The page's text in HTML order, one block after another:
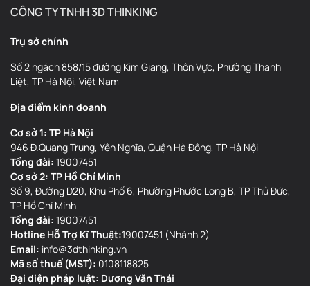
Trải nghiệm người dùng mượt mà như trên
smartphone
Bambu Lab P2S Combo được trang bị màn hình cảm ứng nâng cấp
toàn diện và bộ xử lý mạnh mẽ, vận hành trên giao diện trực quan
thế hệ thứ 2 mới. Mang đến thao tác mượt hơn, đồ họa sinh động
hơn và hướng dẫn từng bước rõ ràng hơn.
CÔNG TY TNHH 3D THINKING
Trụ sở chính
Số 2 ngách 858/15 đường Kim Giang, Thôn Vực, Phường Thanh
Liệt, TP Hà Nội, Việt Nam
Địa điểm kinh doanh
Cơ sở 1: TP Hà Nội
946 Đ.Quang Trung, Yên Nghĩa, Quận Hà Đông, TP Hà Nội
Tổng đài: 19007451
Cơ sở 2: TP Hồ Chí Minh
Số 9, Đường D20, Khu Phố 6, Phường Phước Long B, TP Thủ Đức,
TP Hồ Chí Minh
Tổng đài: 19007451
Hotline Hỗ Trợ Kĩ Thuật:19007451 (Nhánh 2)
Email: info@3dthinking.vn
Mã số thuế (MST): 0108118825
Đại diện pháp luật: Dương Văn Thái